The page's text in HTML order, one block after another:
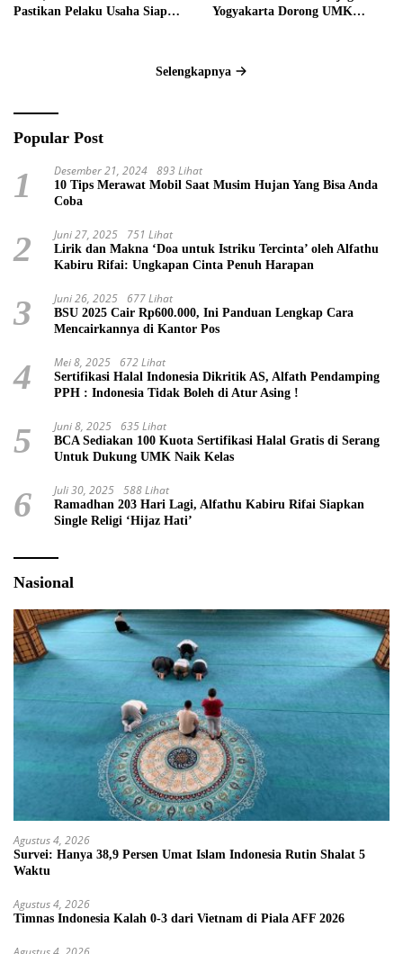
Pastikan Pelaku Usaha Siap
Yogyakarta Dorong UMK
Selengkapnya
Popular Post
1 Desember 21, 2024 893 Lihat
10 Tips Merawat Mobil Saat Musim Hujan Yang Bisa Anda
Coba
2 Juni 27, 2025 751 Lihat
Lirik dan Makna ‘Doa untuk Istriku Tercinta’ oleh Alfathu
Kabiru Rifai: Ungkapan Cinta Penuh Harapan
3 Juni 26, 2025 677 Lihat
BSU 2025 Cair Rp600.000, Ini Panduan Lengkap Cara
Mencairkannya di Kantor Pos
4 Mei 8, 2025 672 Lihat
Sertifikasi Halal Indonesia Dikritik AS, Alfath Pendamping
PPH : Indonesia Tidak Boleh di Atur Asing !
5 Juni 8, 2025 635 Lihat
BCA Sediakan 100 Kuota Sertifikasi Halal Gratis di Serang
Untuk Dukung UMK Naik Kelas
6 Juli 30, 2025 588 Lihat
Ramadhan 203 Hari Lagi, Alfathu Kabiru Rifai Siapkan
Single Religi ‘Hijaz Hati’
Nasional
Agustus 4, 2026
Survei: Hanya 38,9 Persen Umat Islam Indonesia Rutin Shalat 5
Waktu
Agustus 4, 2026
Timnas Indonesia Kalah 0-3 dari Vietnam di Piala AFF 2026